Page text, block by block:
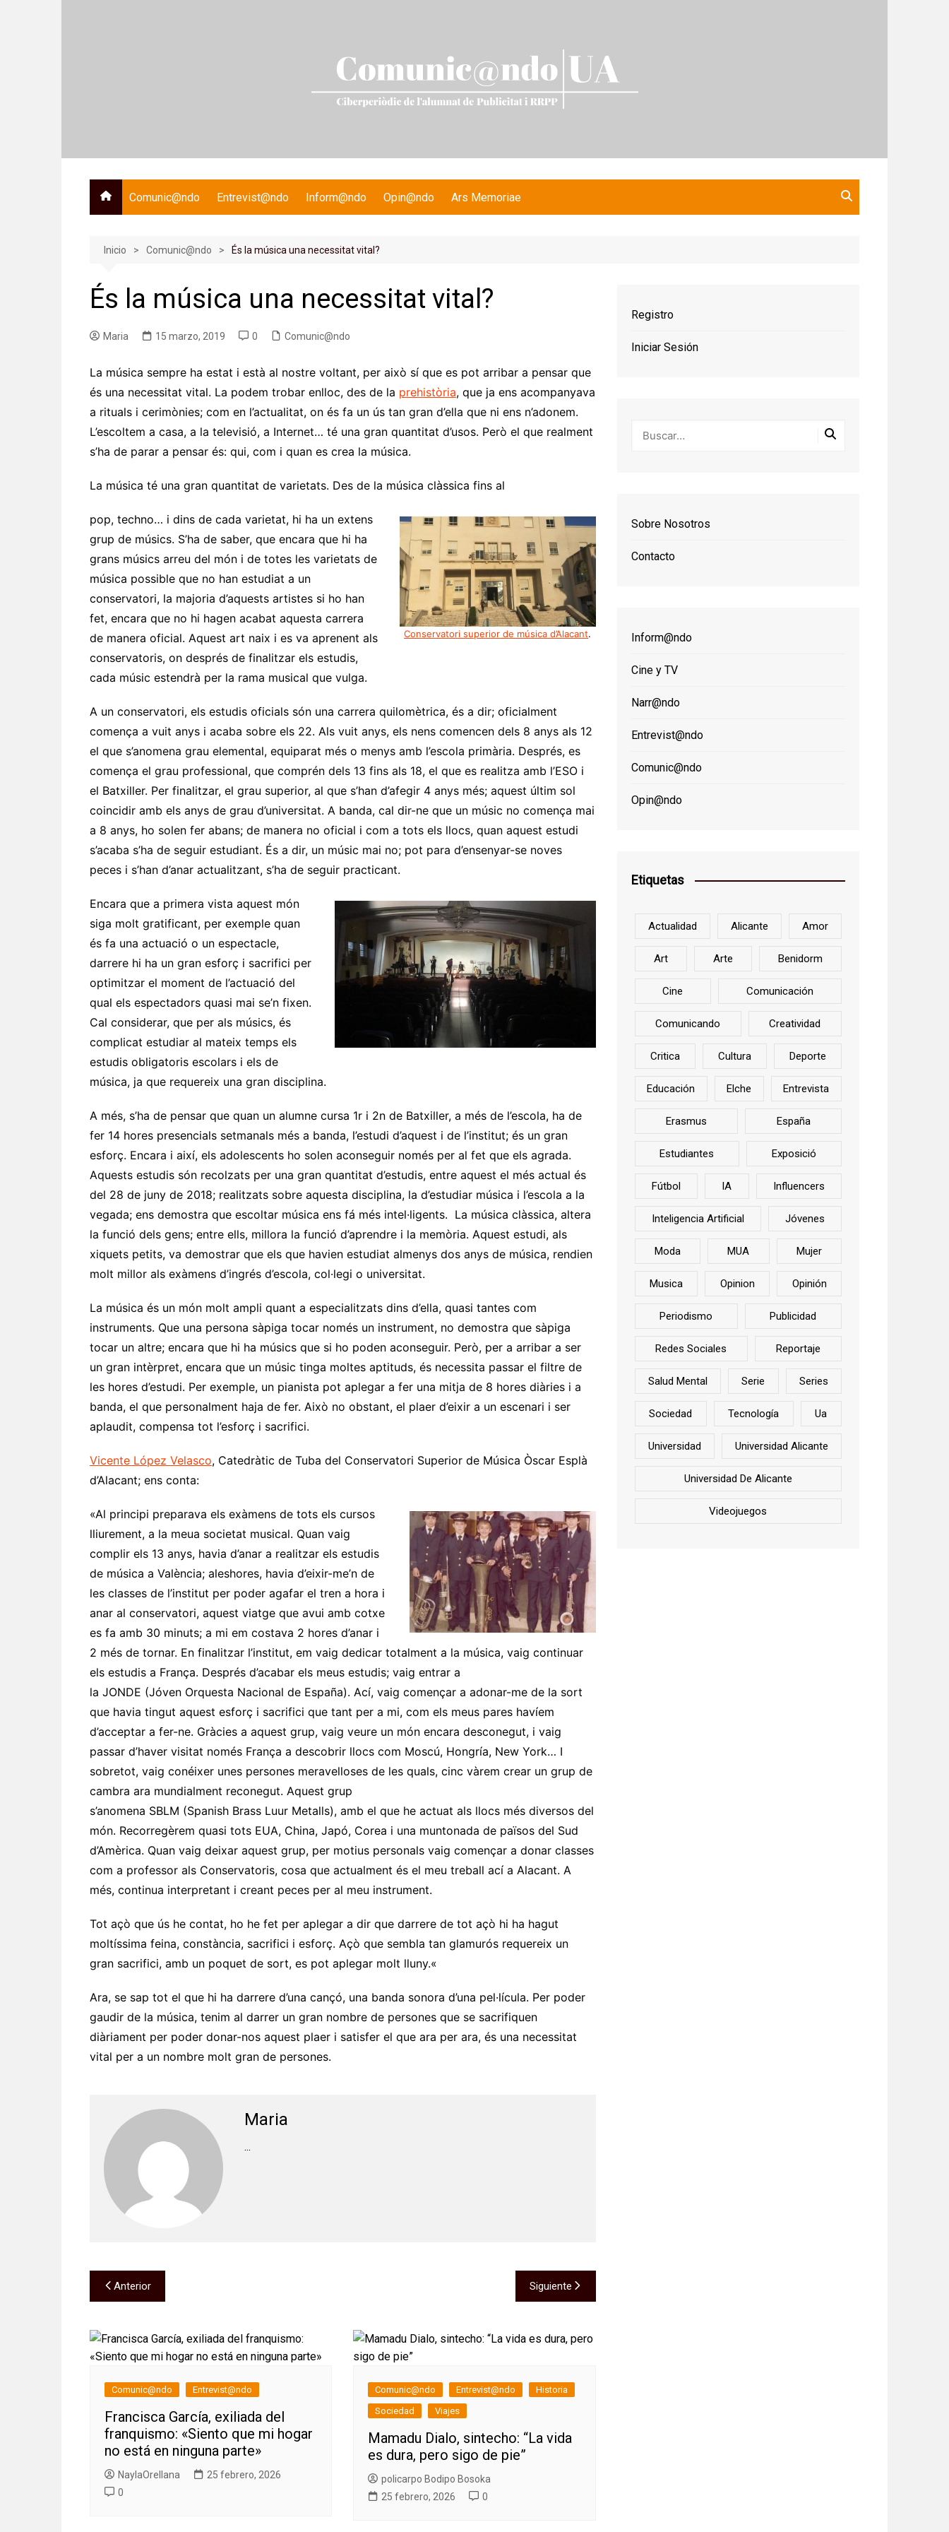
Comunic@ndo Entrevist@ndo Inform@ndo Opin@ndo Ars Memoriae
Inicio Comunic@ndo És la música una necessitat vital?
És la música una necessitat vital?
Maria 15 marzo, 2019 0 Comunic@ndo
La música sempre ha estat i està al nostre voltant, per això sí que es pot arribar a pensar que
és una necessitat vital. La podem trobar enlloc, des de la prehistòria, que ja ens acompanyava
a rituals i cerimònies; com en l’actualitat, on és fa un ús tan gran d’ella que ni ens n’adonem.
L’escoltem a casa, a la televisió, a Internet… té una gran quantitat d’usos. Però el que realment
s’ha de parar a pensar és: qui, com i quan es crea la música.
La música té una gran quantitat de varietats. Des de la música clàssica fins al
Conservatori superior de música d’Alacant.
pop, techno… i dins de cada varietat, hi ha un extens
grup de músics. S’ha de saber, que encara que hi ha
grans músics arreu del món i de totes les varietats de
música possible que no han estudiat a un
conservatori, la majoria d’aquests artistes si ho han
fet, encara que no hi hagen acabat aquesta carrera
de manera oficial. Aquest art naix i es va aprenent als
conservatoris, on després de finalitzar els estudis,
cada músic estendrà per la rama musical que vulga.
A un conservatori, els estudis oficials són una carrera quilomètrica, és a dir; oficialment
comença a vuit anys i acaba sobre els 22. Als vuit anys, els nens comencen dels 8 anys als 12
el que s’anomena grau elemental, equiparat més o menys amb l’escola primària. Després, es
comença el grau professional, que comprén dels 13 fins als 18, el que es realitza amb l’ESO i
el Batxiller. Per finalitzar, el grau superior, al que s’han d’afegir 4 anys més; aquest últim sol
coincidir amb els anys de grau d’universitat. A banda, cal dir-ne que un músic no comença mai
a 8 anys, ho solen fer abans; de manera no oficial i com a tots els llocs, quan aquest estudi
s’acaba s’ha de seguir estudiant. És a dir, un músic mai no; pot para d’ensenyar-se noves
peces i s’han d’anar actualitzant, s’ha de seguir practicant.
Encara que a primera vista aquest món
siga molt gratificant, per exemple quan
és fa una actuació o un espectacle,
darrere hi ha un gran esforç i sacrifici per
optimitzar el moment de l’actuació del
qual els espectadors quasi mai se’n fixen.
Cal considerar, que per als músics, és
complicat estudiar al mateix temps els
estudis obligatoris escolars i els de
música, ja que requereix una gran disciplina.
A més, s’ha de pensar que quan un alumne cursa 1r i 2n de Batxiller, a més de l’escola, ha de
fer 14 hores presencials setmanals més a banda, l’estudi d’aquest i de l’institut; és un gran
esforç. Encara i així, els adolescents ho solen aconseguir només per al fet que els agrada.
Aquests estudis són recolzats per una gran quantitat d’estudis, entre aquest el més actual és
del 28 de juny de 2018; realitzats sobre aquesta disciplina, la d’estudiar música i l’escola a la
vegada; ens demostra que escoltar música ens fá més intel·ligents. La música clàssica, altera
la funció dels gens; entre ells, millora la funció d’aprendre i la memòria. Aquest estudi, als
xiquets petits, va demostrar que els que havien estudiat almenys dos anys de música, rendien
molt millor als exàmens d’ingrés d’escola, col·legi o universitat.
La música és un món molt ampli quant a especialitzats dins d’ella, quasi tantes com
instruments. Que una persona sàpiga tocar només un instrument, no demostra que sàpiga
tocar un altre; encara que hi ha músics que si ho poden aconseguir. Però, per a arribar a ser
un gran intèrpret, encara que un músic tinga moltes aptituds, és necessita passar el filtre de
les hores d’estudi. Per exemple, un pianista pot aplegar a fer una mitja de 8 hores diàries i a
banda, el que personalment haja de fer. Això no obstant, el plaer d’eixir a un escenari i ser
aplaudit, compensa tot l’esforç i sacrifici.
Vicente López Velasco, Catedràtic de Tuba del Conservatori Superior de Música Òscar Esplà
d’Alacant; ens conta:
«Al principi preparava els exàmens de tots els cursos
lliurement, a la meua societat musical. Quan vaig
complir els 13 anys, havia d’anar a realitzar els estudis
de música a València; aleshores, havia d’eixir-me’n de
les classes de l’institut per poder agafar el tren a hora i
anar al conservatori, aquest viatge que avui amb cotxe
es fa amb 30 minuts; a mi em costava 2 hores d’anar i
2 més de tornar. En finalitzar l’institut, em vaig dedicar totalment a la música, vaig continuar
els estudis a França. Després d’acabar els meus estudis; vaig entrar a
la JONDE (Jóven Orquesta Nacional de España). Ací, vaig començar a adonar-me de la sort
que havia tingut aquest esforç i sacrifici que tant per a mi, com els meus pares havíem
d’acceptar a fer-ne. Gràcies a aquest grup, vaig veure un món encara desconegut, i vaig
passar d’haver visitat només França a descobrir llocs com Moscú, Hongría, New York… I
sobretot, vaig conéixer unes persones meravelloses de les quals, cinc vàrem crear un grup de
cambra ara mundialment reconegut. Aquest grup
s’anomena SBLM (Spanish Brass Luur Metalls), amb el que he actuat als llocs més diversos del
món. Recorregèrem quasi tots EUA, China, Japó, Corea i una muntonada de països del Sud
d’Amèrica. Quan vaig deixar aquest grup, per motius personals vaig començar a donar classes
com a professor als Conservatoris, cosa que actualment és el meu treball ací a Alacant. A
més, continua interpretant i creant peces per al meu instrument.
Tot açò que ús he contat, ho he fet per aplegar a dir que darrere de tot açò hi ha hagut
moltíssima feina, constància, sacrifici i esforç. Açò que sembla tan glamurós requereix un
gran sacrifici, amb un poquet de sort, es pot aplegar molt lluny.«
Ara, se sap tot el que hi ha darrere d’una cançó, una banda sonora d’una pel·lícula. Per poder
gaudir de la música, tenim al darrer un gran nombre de persones que se sacrifiquen
diàriament per poder donar-nos aquest plaer i satisfer el que ara per ara, és una necessitat
vital per a un nombre molt gran de persones.
Maria
...
Navegación
de
entradas
Anterior Siguiente
Comunic@ndo Entrevist@ndo
Francisca García, exiliada del
franquismo: «Siento que mi hogar
no está en ninguna parte»
NaylaOrellana
25 febrero, 2026
0
Comunic@ndo Entrevist@ndo
Historia
Sociedad
Viajes
Mamadu Dialo, sintecho: “La vida
es dura, pero sigo de pie”
policarpo Bodipo Bosoka
25 febrero, 2026
0
Registro
Iniciar Sesión
Sobre Nosotros
Contacto
Inform@ndo
Cine y TV
Narr@ndo
Entrevist@ndo
Comunic@ndo
Opin@ndo
Etiquetas
Actualidad Alicante Amor
Art Arte Benidorm
Cine Comunicación
Comunicando Creatividad
Critica Cultura Deporte
Educación Elche Entrevista
Erasmus España
Estudiantes Exposició
Fútbol IA Influencers
Inteligencia Artificial Jóvenes
Moda MUA Mujer
Musica Opinion Opinión
Periodismo Publicidad
Redes Sociales Reportaje
Salud Mental Serie Series
Sociedad Tecnología Ua
Universidad Universidad Alicante
Universidad De Alicante
Videojuegos